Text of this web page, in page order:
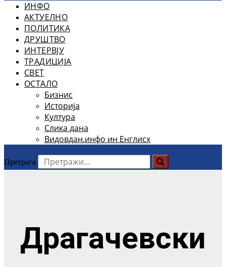
ИНФО
АКТУЕЛНО
ПОЛИТИКА
ДРУШТВО
ИНТЕРВЈУ
ТРАДИЦИЈА
СВЕТ
ОСТАЛО
Бизнис
Историја
Култура
Слика дана
Видовдан.инфо ин Енглисх
Претрага
Драгачевски